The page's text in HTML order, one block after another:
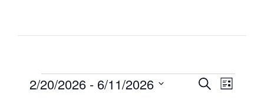
Recherche
Liste
2/20/2026 - 6/11/2026